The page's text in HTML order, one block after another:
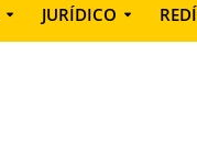
JURÍDICO